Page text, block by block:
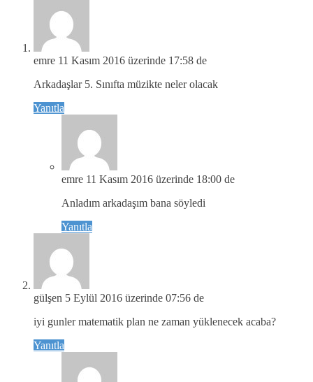
emre 11 Kasım 2016 üzerinde 17:58 de
Arkadaşlar 5. Sınıfta müzikte neler olacak
Yanıtla
emre 11 Kasım 2016 üzerinde 18:00 de
Anladım arkadaşım bana söyledi
Yanıtla
gülşen 5 Eylül 2016 üzerinde 07:56 de
iyi gunler matematik plan ne zaman yüklenecek acaba?
Yanıtla